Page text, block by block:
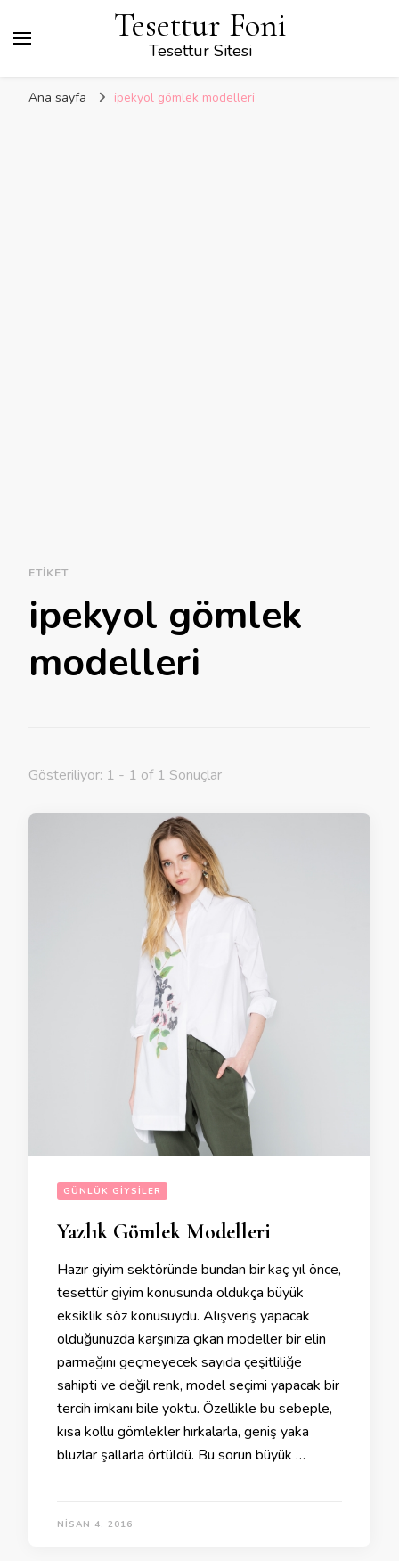
Tesettur Foni
Tesettur Sitesi
Ana sayfa ipekyol gömlek modelleri
ETIKET
ipekyol gömlek
modelleri
Gösteriliyor: 1 - 1 of 1 Sonuçlar
GÜNLÜK GIYSILER
Yazlık Gömlek Modelleri
Hazır giyim sektöründe bundan bir kaç yıl önce,
tesettür giyim konusunda oldukça büyük
eksiklik söz konusuydu. Alışveriş yapacak
olduğunuzda karşınıza çıkan modeller bir elin
parmağını geçmeyecek sayıda çeşitliliğe
sahipti ve değil renk, model seçimi yapacak bir
tercih imkanı bile yoktu. Özellikle bu sebeple,
kısa kollu gömlekler hırkalarla, geniş yaka
bluzlar şallarla örtüldü. Bu sorun büyük …
NISAN 4, 2016